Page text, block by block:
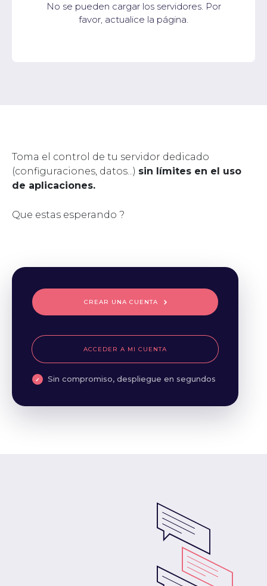
No se pueden cargar los servidores. Por
favor, actualice la página.
Toma el control de tu servidor dedicado
(configuraciones, datos...) sin límites en el uso
de aplicaciones.
Que estas esperando ?
CREAR UNA CUENTA
ACCEDER A MI CUENTA
Sin compromiso, despliegue en segundos